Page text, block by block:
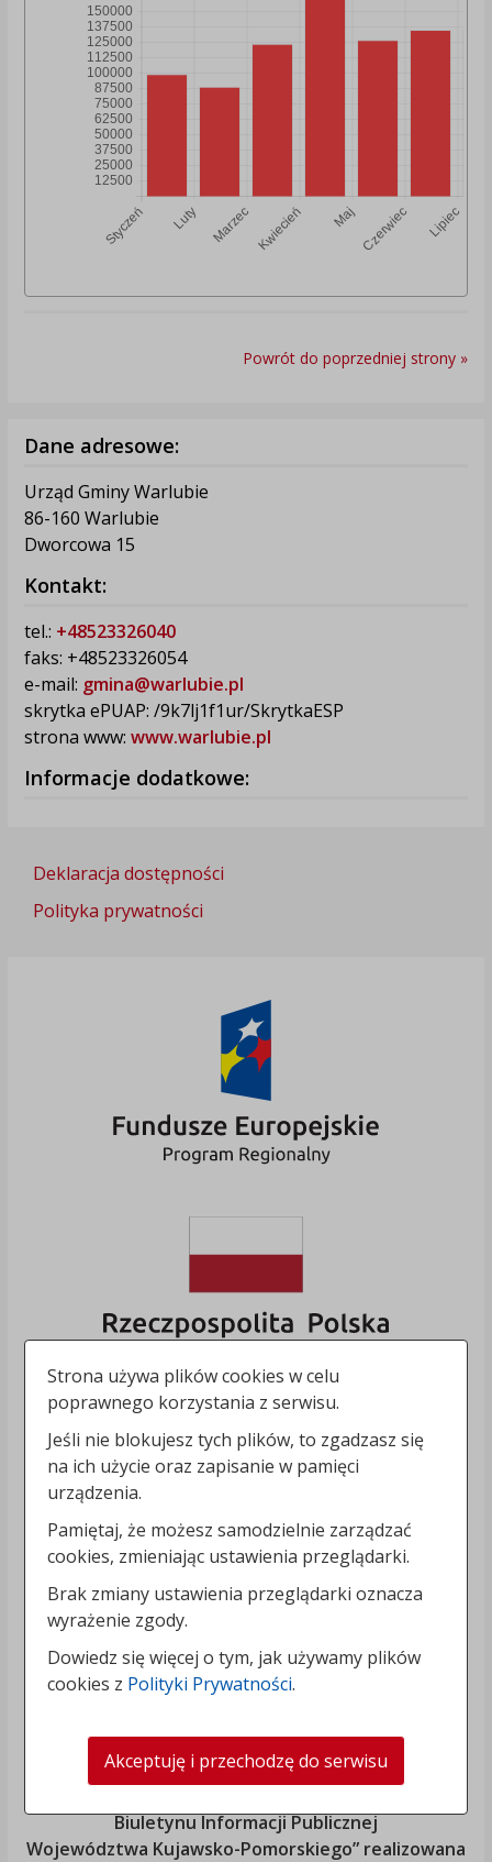
Powrót do poprzedniej strony »
Dane adresowe:
Urząd Gminy Warlubie
86-160 Warlubie
Dworcowa 15
Kontakt:
tel.: +48523326040
faks: +48523326054
e-mail: gmina@warlubie.pl
skrytka ePUAP: /9k7lj1f1ur/SkrytkaESP
strona www: www.warlubie.pl
Informacje dodatkowe:
Deklaracja dostępności
Polityka prywatności
Biuletynu Informacji Publicznej
Województwa Kujawsko-Pomorskiego” realizowana
Strona używa plików cookies w celu
poprawnego korzystania z serwisu.
Jeśli nie blokujesz tych plików, to zgadzasz się
na ich użycie oraz zapisanie w pamięci
urządzenia.
Pamiętaj, że możesz samodzielnie zarządzać
cookies, zmieniając ustawienia przeglądarki.
Brak zmiany ustawienia przeglądarki oznacza
wyrażenie zgody.
Dowiedz się więcej o tym, jak używamy plików
cookies z Polityki Prywatności.
Akceptuję i przechodzę do serwisu